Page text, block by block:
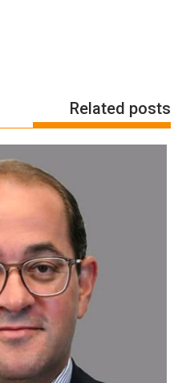
Related posts